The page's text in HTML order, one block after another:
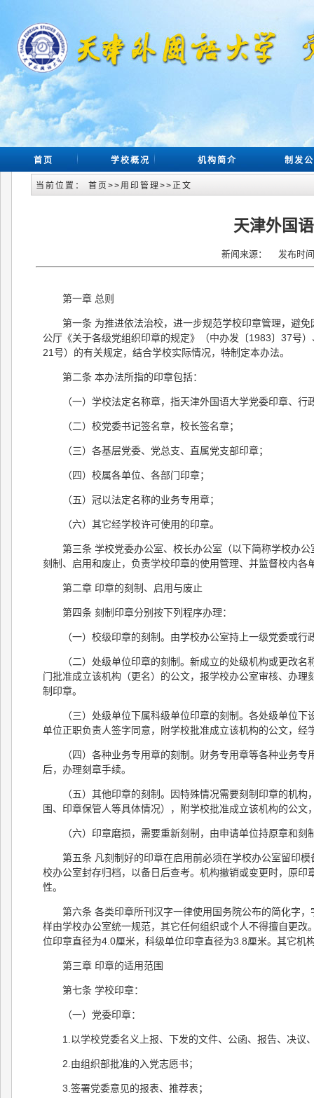
首页 学校概况 机构简介 制发
当前位置： 首页 >>用印管理>>正文
天津外国
新闻来源： 发布时
第一章 总则
第一条 为推进依法治校，进一步规范学校印章管理，避
公厅《关于各级党组织印章的规定》（中办发〔1983〕37号
21号）的有关规定，结合学校实际情况，特制定本办法。
第二条 本办法所指的印章包括：
（一）学校法定名称章，指天津外国语大学党委印章、行
（二）校党委书记签名章，校长签名章；
（三）各基层党委、党总支、直属党支部印章；
（四）校属各单位、各部门印章；
（五）冠以法定名称的业务专用章；
（六）其它经学校许可使用的印章。
第三条 学校党委办公室、校长办公室（以下简称学校办
刻制、启用和废止，负责学校印章的使用管理、并监督校内各
第二章 印章的刻制、启用与废止
第四条 刻制印章分别按下列程序办理：
（一）校级印章的刻制。由学校办公室持上一级党委或
（二）处级单位印章的刻制。新成立的处级机构或更改
门批准成立该机构（更名）的公文，报学校办公室审核、办
制印章。
（三）处级单位下属科级单位印章的刻制。各处级单位
单位正职负责人签字同意，附学校批准成立该机构的公文，
（四）各种业务专用章的刻制。财务专用章等各种业务
后，办理刻章手续。
（五）其他印章的刻制。因特殊情况需要刻制印章的机
围、印章保管人等具体情况），附学校批准成立该机构的公
（六）印章磨损，需要重新刻制，由申请单位持原章和
第五条 凡刻制好的印章在启用前必须在学校办公室留印
校办公室封存归档，以备日后查考。机构撤销或变更时，原
性。
第六条 各类印章所刊汉字一律使用国务院公布的简化字
样由学校办公室统一规范，其它任何组织或个人不得擅自更
位印章直径为4.0厘米，科级单位印章直径为3.8厘米。其它
第三章 印章的适用范围
第七条 学校印章：
（一）党委印章：
1.以学校党委名义上报、下发的文件、公函、报告、决议
2.由组织部批准的入党志愿书；
3.签署党委意见的报表、推荐表；